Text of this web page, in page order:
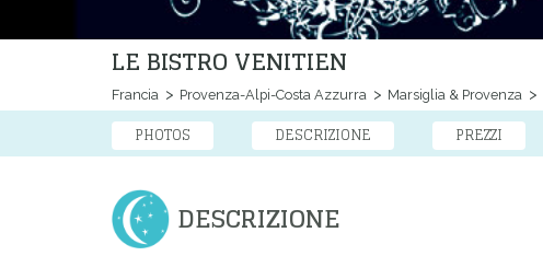
LE BISTRO VENITIEN
Francia Provenza-Alpi-Costa Azzurra Marsiglia & Provenza
PHOTOS DESCRIZIONE PREZZI
DESCRIZIONE